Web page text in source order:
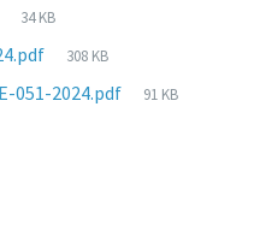
arquivo:
Tamanho
arquivo:
34 KB
Tamanho
arquivo:
308 KB
051-2024.pdf
Tamanho
91 KB